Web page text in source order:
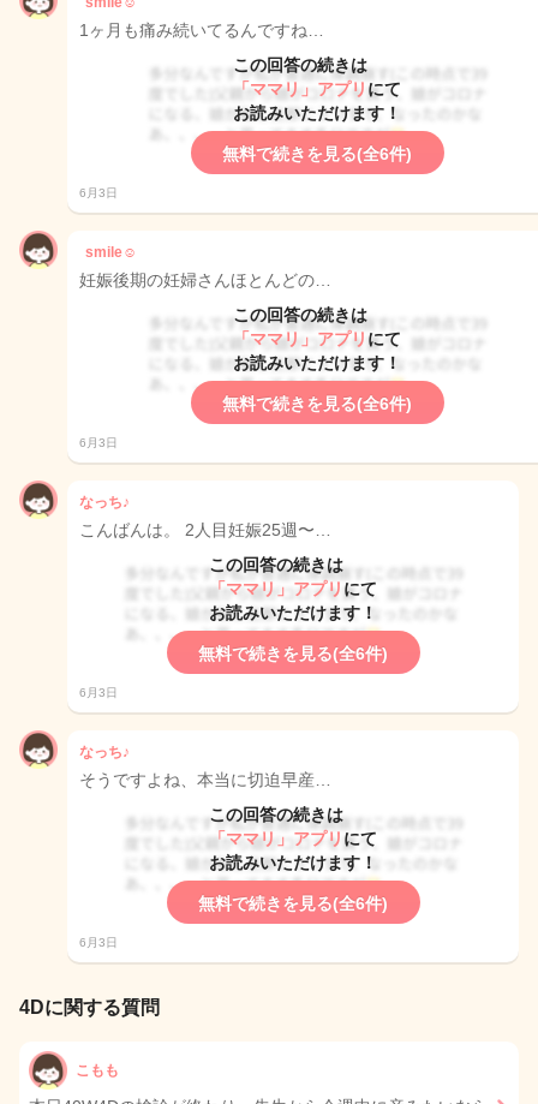
1ヶ月も痛み続いてるんですね…
この回答の続きは
「ママリ」アプリ にて
お読みいただけます！
無料で続きを見る(全6件)
6月3日
smile☺︎
妊娠後期の妊婦さんほとんどの…
この回答の続きは
「ママリ」アプリ にて
お読みいただけます！
無料で続きを見る(全6件)
6月3日
なっち♪
こんばんは。 2人目妊娠25週〜…
この回答の続きは
「ママリ」アプリ にて
お読みいただけます！
無料で続きを見る(全6件)
6月3日
なっち♪
そうですよね、本当に切迫早産…
この回答の続きは
「ママリ」アプリ にて
お読みいただけます！
無料で続きを見る(全6件)
6月3日
4Dに関する質問
こもも